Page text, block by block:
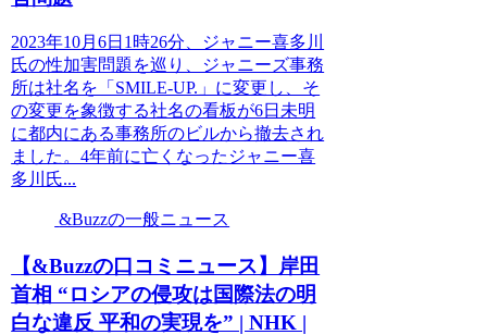
2023年10月6日1時26分、ジャニー喜多川
氏の性加害問題を巡り、ジャニーズ事務
所は社名を「SMILE-UP.」に変更し、そ
の変更を象徴する社名の看板が6日未明
に都内にある事務所のビルから撤去され
ました。4年前に亡くなったジャニー喜
多川氏...
&Buzzの一般ニュース
【&Buzzの口コミニュース】岸田
首相 “ロシアの侵攻は国際法の明
白な違反 平和の実現を” | NHK |